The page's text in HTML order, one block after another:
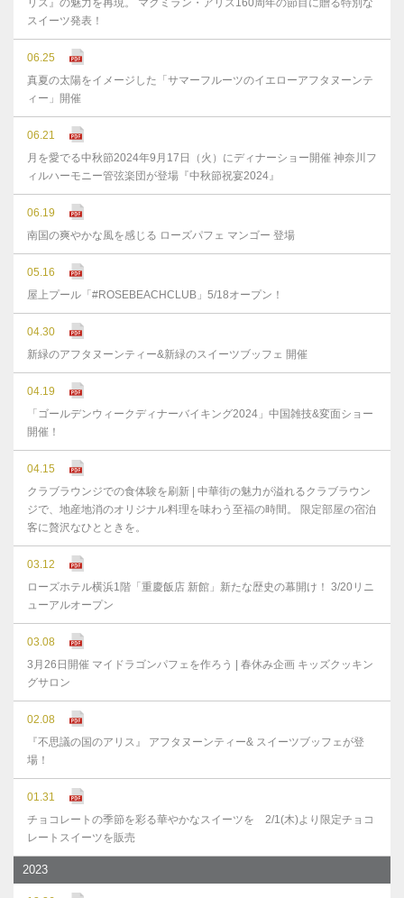
リス』の魅力を再現。 マクミラン・アリス160周年の節目に贈る特別な
スイーツ発表！
06.25
真夏の太陽をイメージした「サマーフルーツのイエローアフタヌーンテ
ィー」開催
06.21
月を愛でる中秋節2024年9月17日（火）にディナーショー開催 神奈川フ
ィルハーモニー管弦楽団が登場『中秋節祝宴2024』
06.19
南国の爽やかな風を感じる ローズパフェ マンゴー 登場
05.16
屋上プール「#ROSEBEACHCLUB」5/18オープン！
04.30
新緑のアフタヌーンティー&新緑のスイーツブッフェ 開催
04.19
「ゴールデンウィークディナーバイキング2024」中国雑技&変面ショー
開催！
04.15
クラブラウンジでの食体験を刷新 | 中華街の魅力が溢れるクラブラウン
ジで、地産地消のオリジナル料理を味わう至福の時間。 限定部屋の宿泊
客に贅沢なひとときを。
03.12
ローズホテル横浜1階「重慶飯店 新館」新たな歴史の幕開け！ 3/20リニ
ューアルオープン
03.08
3月26日開催 マイドラゴンパフェを作ろう | 春休み企画 キッズクッキン
グサロン
02.08
『不思議の国のアリス』 アフタヌーンティー& スイーツブッフェが登
場！
01.31
チョコレートの季節を彩る華やかなスイーツを 2/1(木)より限定チョコ
レートスイーツを販売
2023